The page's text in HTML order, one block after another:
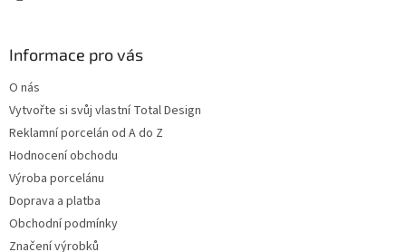
Informace pro vás
O nás
Vytvořte si svůj vlastní Total Design
Reklamní porcelán od A do Z
Hodnocení obchodu
Výroba porcelánu
Doprava a platba
Obchodní podmínky
Značení výrobků